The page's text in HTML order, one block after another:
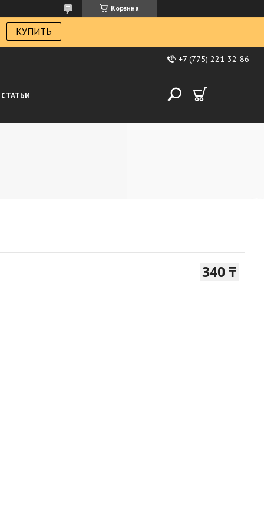
Корзина
КУПИТЬ
+7 (775) 221-32-86
СТАТЬИ
340 ₸